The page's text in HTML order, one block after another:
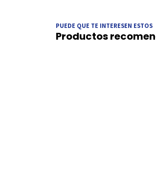
PUEDE QUE TE INTERESEN ESTOS
Productos